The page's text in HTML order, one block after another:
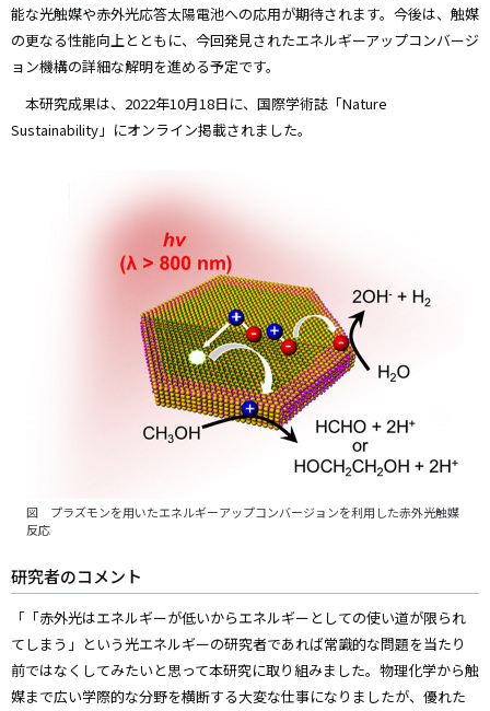
能な光触媒や赤外光応答太陽電池への応用が期待されます。今後は、触媒
の更なる性能向上とともに、今回発見されたエネルギーアップコンバージ
ョン機構の詳細な解明を進める予定です。
本研究成果は、2022年10月18日に、国際学術誌「Nature
Sustainability」にオンライン掲載されました。
図 プラズモンを用いたエネルギーアップコンバージョンを利用した赤外光触媒
反応
研究者のコメント
「「赤外光はエネルギーが低いからエネルギーとしての使い道が限られ
てしまう」という光エネルギーの研究者であれば常識的な問題を当たり
前ではなくしてみたいと思って本研究に取り組みました。物理化学から触
媒まで広い学際的な分野を横断する大変な仕事になりましたが、優れた